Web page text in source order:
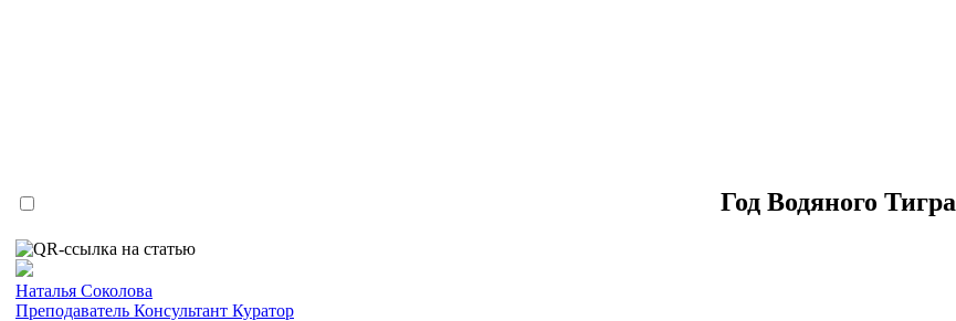
Год Водяного Тигра
Наталья Соколова
Преподаватель Консультант Куратор